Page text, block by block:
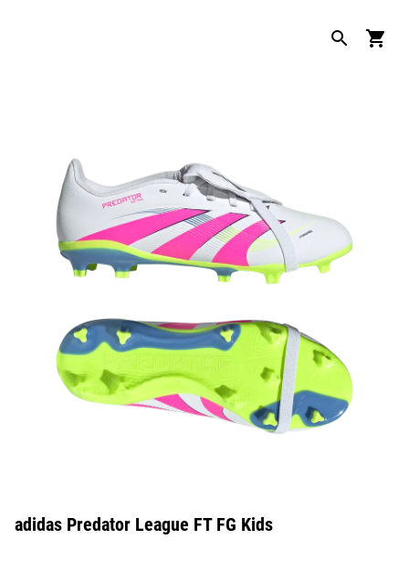
adidas Predator League FT FG Kids